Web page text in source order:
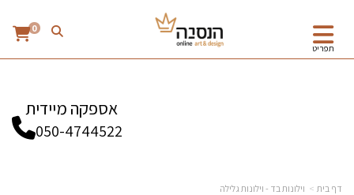
תפריט
0
אספקה מיידית
050-4744522
דף בית וילונות בד - וילונות גלילה